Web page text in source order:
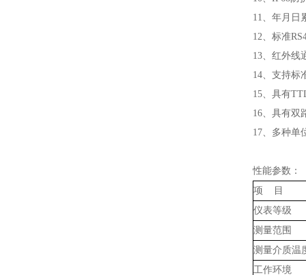
11、年月日
12、标准
13、红外线
14、支持标
15、具有
16、具有双
17、多种单
性能参数：
项 目
仪表等级
测量范围
测量介质温
工作环境